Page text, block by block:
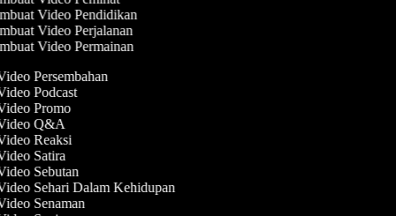
Video Pendidikan
Video Perjalanan
Video Permainan
Persembahan
Podcast
Promo
Video Q&A
Reaksi
Satira
Sebutan
Video Sehari Dalam Kehidupan
Senaman